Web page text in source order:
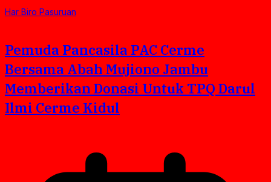
Har Biro Pasuruan
Pemuda Pancasila PAC Cerme
Bersama Abah Mujiono Jambu
Memberikan Donasi Untuk TPQ Darul
Ilmi Cerme Kidul